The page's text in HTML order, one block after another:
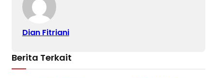
Dian Fitriani
Berita Terkait